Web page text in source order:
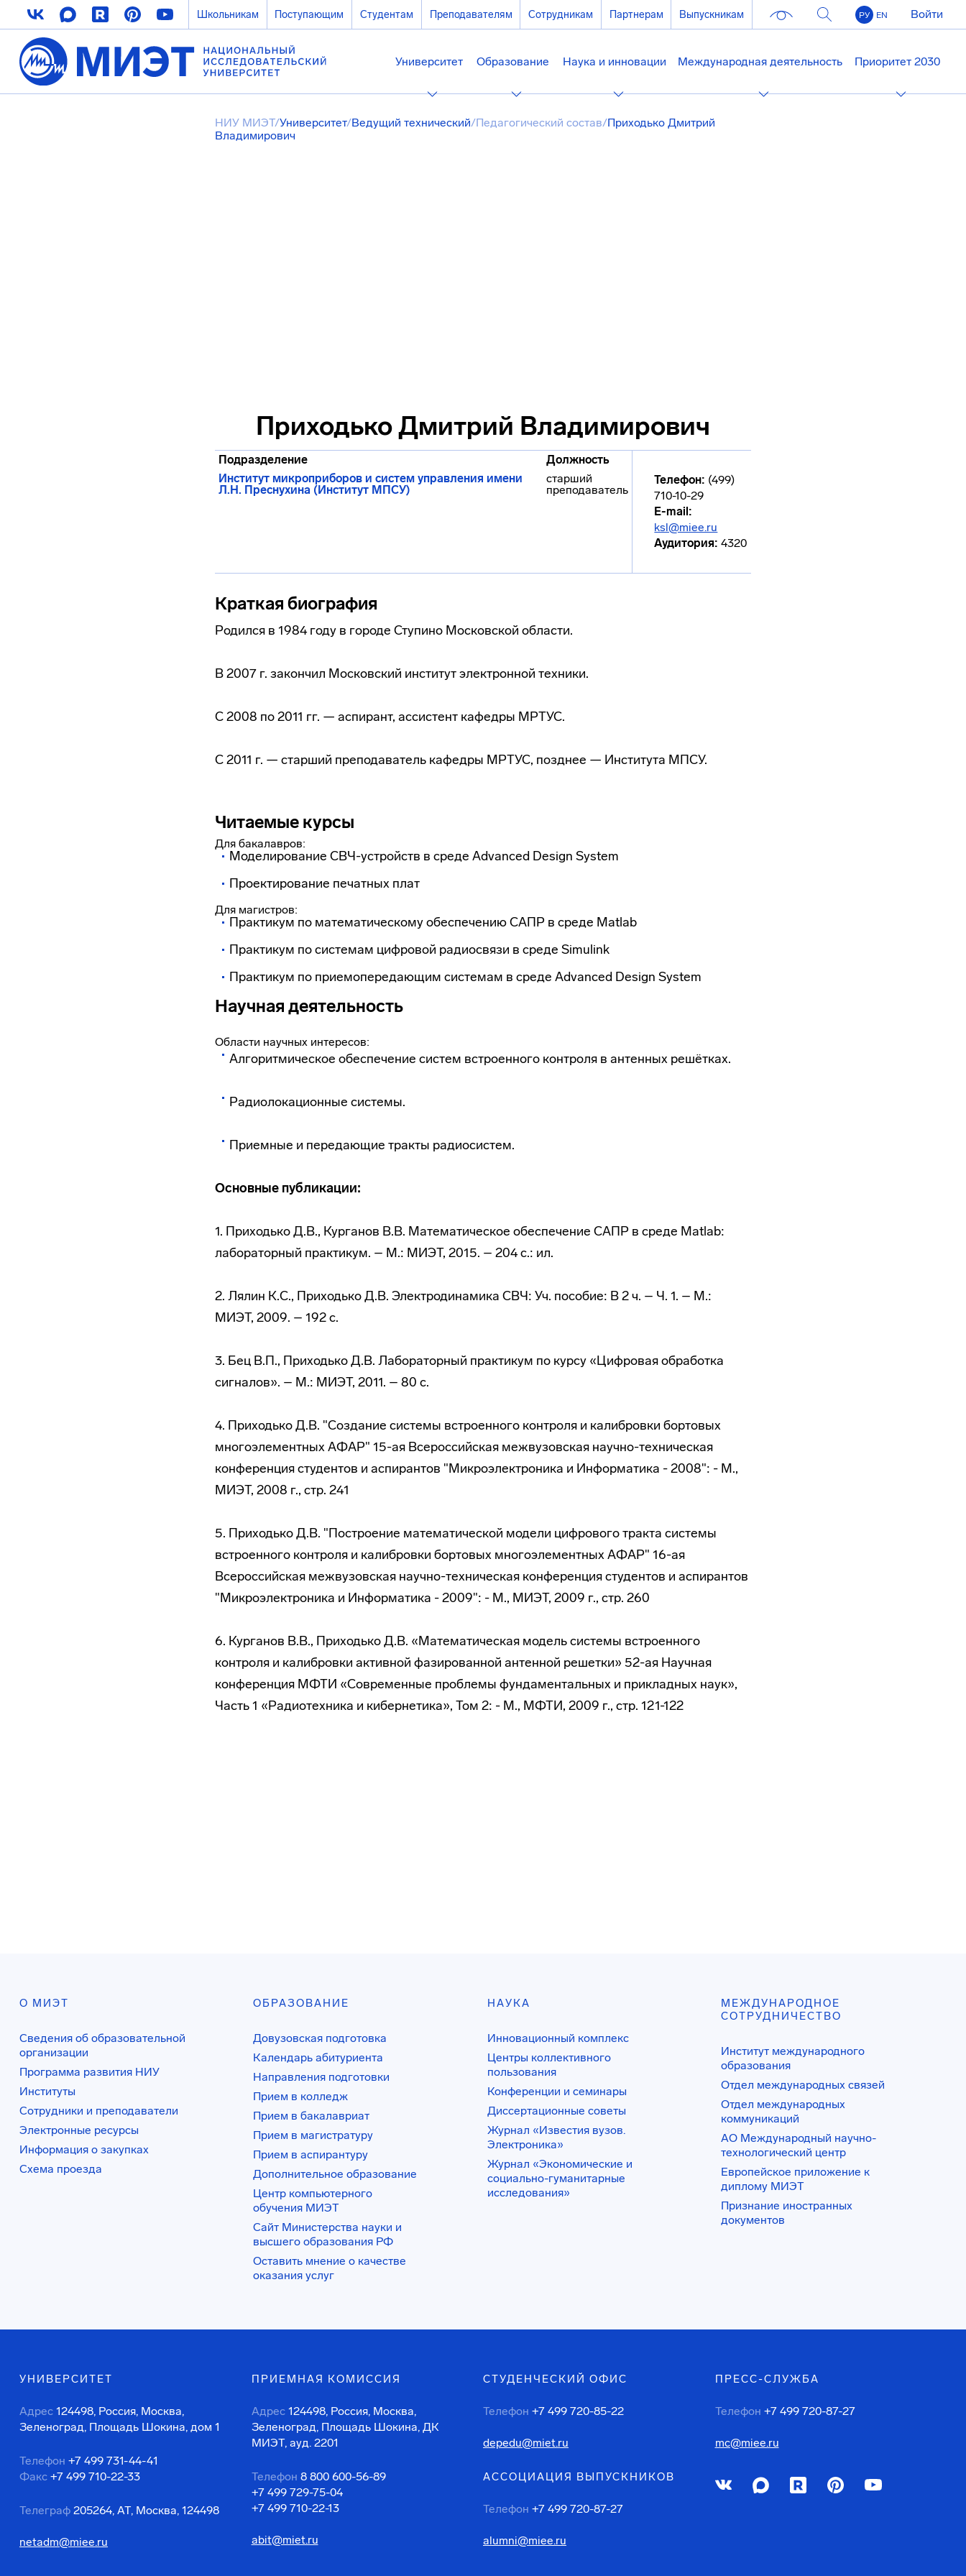
Школьникам Поступающим Студентам Преподавателям Сотрудникам Партнерам Выпускникам РУ EN Войти
Университет Образование Наука и инновации Международная деятельность Приоритет 2030
НИУ МИЭТ/Университет/Ведущий технический/Педагогический состав/Приходько Дмитрий
Владимирович
Приходько Дмитрий Владимирович
Подразделение
Должность
Институт микроприборов и систем управления имени
Л.Н. Преснухина (Институт МПСУ)
старший
преподаватель
Телефон: (499)
710-10-29
E-mail:
ksl@miee.ru
Аудитория: 4320
Краткая биография
Родился в 1984 году в городе Ступино Московской области.
В 2007 г. закончил Московский институт электронной техники.
С 2008 по 2011 гг. — аспирант, ассистент кафедры МРТУС.
С 2011 г. — старший преподаватель кафедры МРТУС, позднее — Института МПСУ.
Читаемые курсы
Для бакалавров:
Моделирование СВЧ-устройств в среде Advanced Design System
Проектирование печатных плат
Для магистров:
Практикум по математическому обеспечению САПР в среде Matlab
Практикум по системам цифровой радиосвязи в среде Simulink
Практикум по приемопередающим системам в среде Advanced Design System
Научная деятельность
Области научных интересов:
Алгоритмическое обеспечение систем встроенного контроля в антенных решётках.
Радиолокационные системы.
Приемные и передающие тракты радиосистем.
Основные публикации:
1. Приходько Д.В., Курганов В.В. Математическое обеспечение САПР в среде Matlab:
лабораторный практикум. – М.: МИЭТ, 2015. – 204 с.: ил.
2. Лялин К.С., Приходько Д.В. Электродинамика СВЧ: Уч. пособие: В 2 ч. – Ч. 1. – М.:
МИЭТ, 2009. – 192 с.
3. Бец В.П., Приходько Д.В. Лабораторный практикум по курсу «Цифровая обработка
сигналов». – М.: МИЭТ, 2011. – 80 с.
4. Приходько Д.В. "Создание системы встроенного контроля и калибровки бортовых
многоэлементных АФАР" 15-ая Всероссийская межвузовская научно-техническая
конференция студентов и аспирантов "Микроэлектроника и Информатика - 2008": - М.,
МИЭТ, 2008 г., стр. 241
5. Приходько Д.В. "Построение математической модели цифрового тракта системы
встроенного контроля и калибровки бортовых многоэлементных АФАР" 16-ая
Всероссийская межвузовская научно-техническая конференция студентов и аспирантов
"Микроэлектроника и Информатика - 2009": - М., МИЭТ, 2009 г., стр. 260
6. Курганов В.В., Приходько Д.В. «Математическая модель системы встроенного
контроля и калибровки активной фазированной антенной решетки» 52-ая Научная
конференция МФТИ «Современные проблемы фундаментальных и прикладных наук»,
Часть 1 «Радиотехника и кибернетика», Том 2: - М., МФТИ, 2009 г., стр. 121-122
О МИЭТ
Сведения об образовательной
организации
Программа развития НИУ
Институты
Сотрудники и преподаватели
Электронные ресурсы
Информация о закупках
Схема проезда
ОБРАЗОВАНИЕ
Довузовская подготовка
Календарь абитуриента
Направления подготовки
Прием в колледж
Прием в бакалавриат
Прием в магистратуру
Прием в аспирантуру
Дополнительное образование
Центр компьютерного
обучения МИЭТ
Сайт Министерства науки и
высшего образования РФ
Оставить мнение о качестве
оказания услуг
НАУКА
Инновационный комплекс
Центры коллективного
пользования
Конференции и семинары
Диссертационные советы
Журнал «Известия вузов.
Электроника»
Журнал «Экономические и
социально-гуманитарные
исследования»
МЕЖДУНАРОДНОЕ
СОТРУДНИЧЕСТВО
Институт международного
образования
Отдел международных связей
Отдел международных
коммуникаций
АО Международный научно-
технологический центр
Европейское приложение к
диплому МИЭТ
Признание иностранных
документов
УНИВЕРСИТЕТ
Адрес 124498, Россия, Москва,
Зеленоград, Площадь Шокина, дом 1
Телефон +7 499 731-44-41
Факс +7 499 710-22-33
Телеграф 205264, АТ, Москва, 124498
netadm@miee.ru
ПРИЕМНАЯ КОМИССИЯ
Адрес 124498, Россия, Москва,
Зеленоград, Площадь Шокина, ДК
МИЭТ, ауд. 2201
Телефон 8 800 600-56-89
+7 499 729-75-04
+7 499 710-22-13
abit@miet.ru
СТУДЕНЧЕСКИЙ ОФИС
Телефон +7 499 720-85-22
depedu@miet.ru
АССОЦИАЦИЯ ВЫПУСКНИКОВ
Телефон +7 499 720-87-27
alumni@miee.ru
ПРЕСС-СЛУЖБА
Телефон +7 499 720-87-27
mc@miee.ru